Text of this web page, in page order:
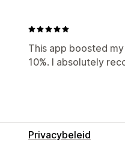
This app boosted
10%. I absolutely
Privacybeleid